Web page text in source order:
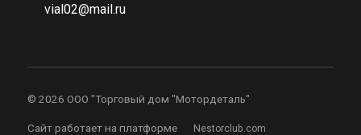
vial02@mail.ru
© 2026 ООО "Торговый дом "Мотордеталь"
Сайт работает на платформе Nestorclub.com